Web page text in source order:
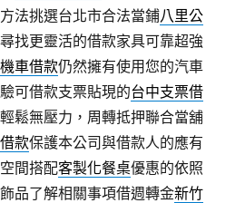
法挑選台北市合法當鋪八里公
找更靈活的借款家具可靠超強
車借款仍然擁有使用您的汽車
可借款支票貼現的台中支票借
鬆無壓力，周轉抵押聯合當舖
款保護本公司與借款人的應有
間搭配客製化餐桌優惠的依照
品了解相關事項借週轉金新竹